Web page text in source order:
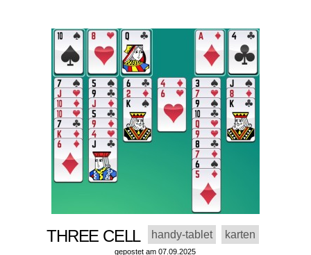
THREE CELL handy-tablet karten
gepostet am 07.09.2025